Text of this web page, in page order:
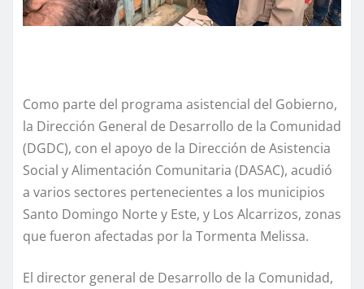
Como parte del programa asistencial del Gobierno,
la Dirección General de Desarrollo de la Comunidad
(DGDC), con el apoyo de la Dirección de Asistencia
Social y Alimentación Comunitaria (DASAC), acudió
a varios sectores pertenecientes a los municipios
Santo Domingo Norte y Este, y Los Alcarrizos, zonas
que fueron afectadas por la Tormenta Melissa.
El director general de Desarrollo de la Comunidad,